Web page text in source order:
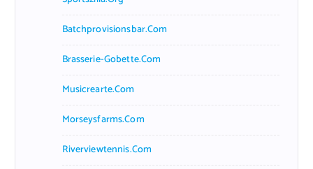
Batchprovisionsbar.com
Brasserie-Gobette.com
Musicrearte.com
Morseysfarms.com
Riverviewtennis.com